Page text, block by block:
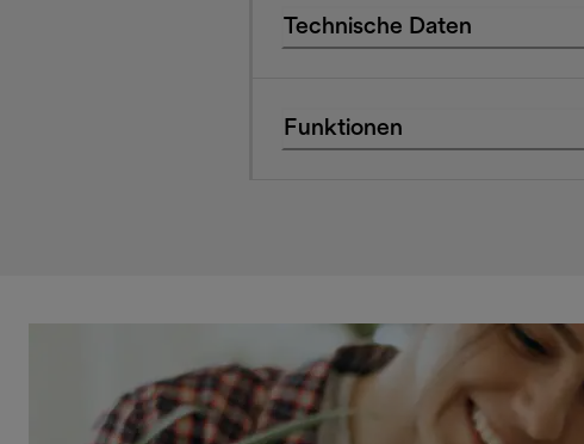
Technische Daten
Funktionen